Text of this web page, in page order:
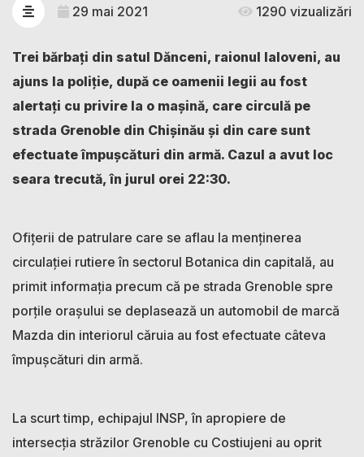
29 mai 2021 1290 vizualizări
Trei bărbați din satul Dănceni, raionul Ialoveni, au
ajuns la poliție, după ce oamenii legii au fost
alertați cu privire la o mașină, care circulă pe
strada Grenoble din Chișinău și din care sunt
efectuate împușcături din armă. Cazul a avut loc
seara trecută, în jurul orei 22:30.
Ofițerii de patrulare care se aflau la menținerea
circulației rutiere în sectorul Botanica din capitală, au
primit informația precum că pe strada Grenoble spre
porțile orașului se deplasează un automobil de marcă
Mazda din interiorul căruia au fost efectuate câteva
împușcături din armă.
La scurt timp, echipajul INSP, în apropiere de
intersecția străzilor Grenoble cu Costiujeni au oprit